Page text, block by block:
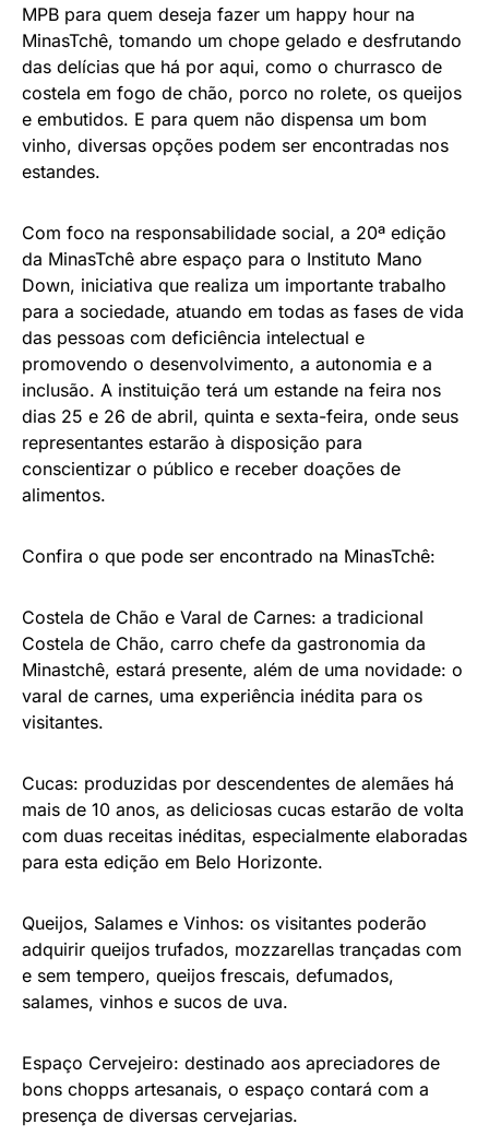
MPB para quem deseja fazer um happy hour na
MinasTchê, tomando um chope gelado e desfrutando
das delícias que há por aqui, como o churrasco de
costela em fogo de chão, porco no rolete, os queijos
e embutidos. E para quem não dispensa um bom
vinho, diversas opções podem ser encontradas nos
estandes.
Com foco na responsabilidade social, a 20ª edição
da MinasTchê abre espaço para o Instituto Mano
Down, iniciativa que realiza um importante trabalho
para a sociedade, atuando em todas as fases de vida
das pessoas com deficiência intelectual e
promovendo o desenvolvimento, a autonomia e a
inclusão. A instituição terá um estande na feira nos
dias 25 e 26 de abril, quinta e sexta-feira, onde seus
representantes estarão à disposição para
conscientizar o público e receber doações de
alimentos.
Confira o que pode ser encontrado na MinasTchê:
Costela de Chão e Varal de Carnes: a tradicional
Costela de Chão, carro chefe da gastronomia da
Minastchê, estará presente, além de uma novidade: o
varal de carnes, uma experiência inédita para os
visitantes.
Cucas: produzidas por descendentes de alemães há
mais de 10 anos, as deliciosas cucas estarão de volta
com duas receitas inéditas, especialmente elaboradas
para esta edição em Belo Horizonte.
Queijos, Salames e Vinhos: os visitantes poderão
adquirir queijos trufados, mozzarellas trançadas com
e sem tempero, queijos frescais, defumados,
salames, vinhos e sucos de uva.
Espaço Cervejeiro: destinado aos apreciadores de
bons chopps artesanais, o espaço contará com a
presença de diversas cervejarias.